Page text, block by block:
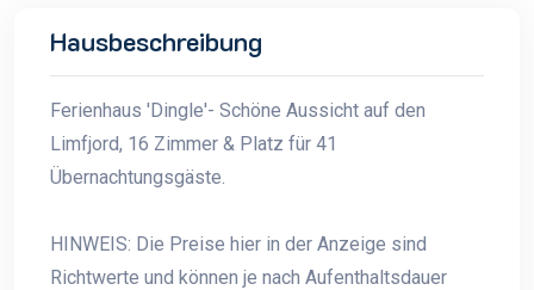
Hausbeschreibung
Ferienhaus 'Dingle'- Schöne Aussicht auf den
Limfjord, 16 Zimmer & Platz für 41
Übernachtungsgäste.
HINWEIS: Die Preise hier in der Anzeige sind
Richtwerte und können je nach Aufenthaltsdauer